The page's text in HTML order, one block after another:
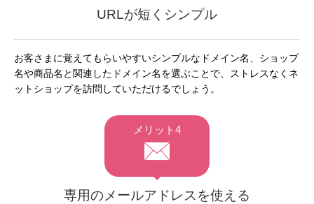
URLが短くシンプル
お客さまに覚えてもらいやすいシンプルなドメイン名、ショップ
名や商品名と関連したドメイン名を選ぶことで、ストレスなくネ
ットショップを訪問していただけるでしょう。
メリット4
専用のメールアドレスを使える